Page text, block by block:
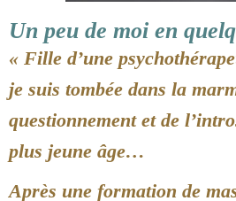
Un peu de moi en
« Fille d’une
je suis tombée dans la
questionnement et de
plus jeune âge…
Après une formation de